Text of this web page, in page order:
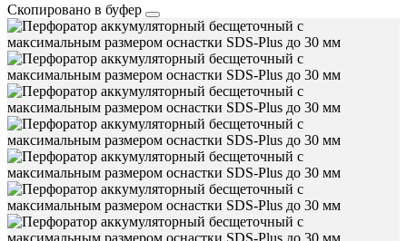
Скопировано в буфер